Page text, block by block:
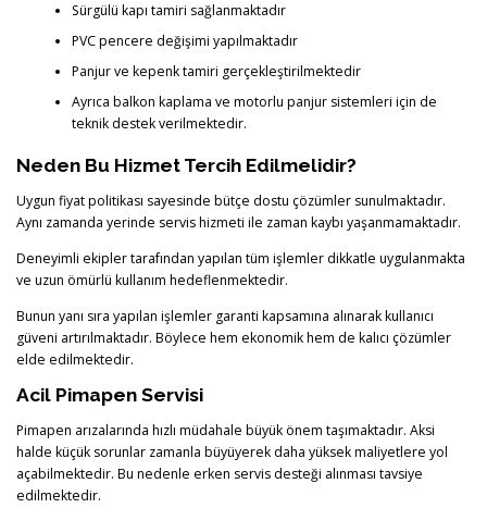
Sürgülü kapı tamiri sağlanmaktadır
PVC pencere değişimi yapılmaktadır
Panjur ve kepenk tamiri gerçekleştirilmektedir
Ayrıca balkon kaplama ve motorlu panjur sistemleri için de
teknik destek verilmektedir.
Neden Bu Hizmet Tercih Edilmelidir?
Uygun fiyat politikası sayesinde bütçe dostu çözümler sunulmaktadır.
Aynı zamanda yerinde servis hizmeti ile zaman kaybı yaşanmamaktadır.
Deneyimli ekipler tarafından yapılan tüm işlemler dikkatle uygulanmakta
ve uzun ömürlü kullanım hedeflenmektedir.
Bunun yanı sıra yapılan işlemler garanti kapsamına alınarak kullanıcı
güveni artırılmaktadır. Böylece hem ekonomik hem de kalıcı çözümler
elde edilmektedir.
Acil Pimapen Servisi
Pimapen arızalarında hızlı müdahale büyük önem taşımaktadır. Aksi
halde küçük sorunlar zamanla büyüyerek daha yüksek maliyetlere yol
açabilmektedir. Bu nedenle erken servis desteği alınması tavsiye
edilmektedir.